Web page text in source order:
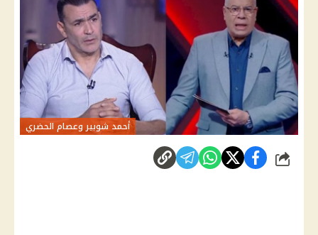
أحمد شوبير وعصام الحضري
شارك